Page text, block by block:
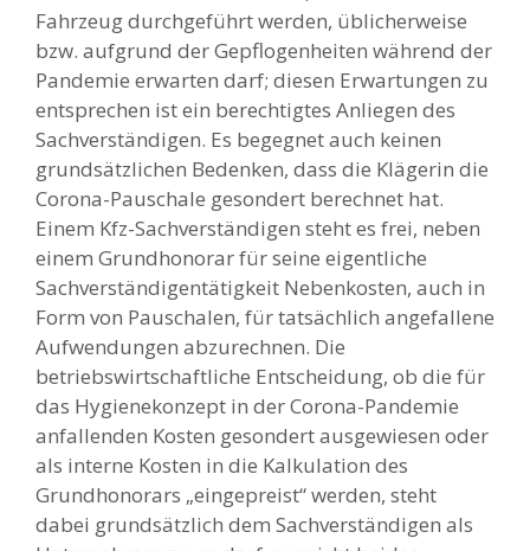
Fahrzeug durchgeführt werden, üblicherweise
bzw. aufgrund der Gepflogenheiten während der
Pandemie erwarten darf; diesen Erwartungen zu
entsprechen ist ein berechtigtes Anliegen des
Sachverständigen. Es begegnet auch keinen
grundsätzlichen Bedenken, dass die Klägerin die
Corona-Pauschale gesondert berechnet hat.
Einem Kfz-Sachverständigen steht es frei, neben
einem Grundhonorar für seine eigentliche
Sachverständigentätigkeit Nebenkosten, auch in
Form von Pauschalen, für tatsächlich angefallene
Aufwendungen abzurechnen. Die
betriebswirtschaftliche Entscheidung, ob die für
das Hygienekonzept in der Corona-Pandemie
anfallenden Kosten gesondert ausgewiesen oder
als interne Kosten in die Kalkulation des
Grundhonorars „eingepreist“ werden, steht
dabei grundsätzlich dem Sachverständigen als